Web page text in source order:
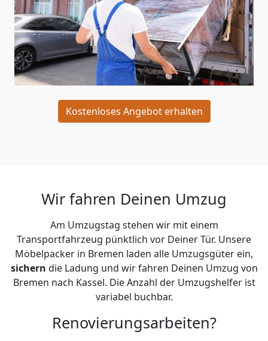
Kostenloses Angebot erhalten
Wir fahren Deinen Umzug
Am Umzugstag stehen wir mit einem
Transportfahrzeug pünktlich vor Deiner Tür. Unsere
Möbelpacker in Bremen laden alle Umzugsgüter ein,
sichern die Ladung und wir fahren Deinen Umzug von
Bremen nach Kassel. Die Anzahl der Umzugshelfer ist
variabel buchbar.
Renovierungsarbeiten?